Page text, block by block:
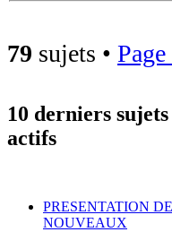
79 sujets • Page
10 derniers sujets
actifs
PRESENTATION
NOUVEAUX